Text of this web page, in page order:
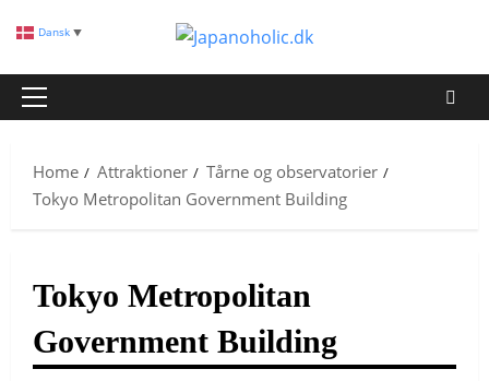
content
Primary
Home
Attraktioner
Tårne og observatorier
Tokyo Metropolitan Government Building
Tokyo Metropolitan
Government Building
Dansk ▼